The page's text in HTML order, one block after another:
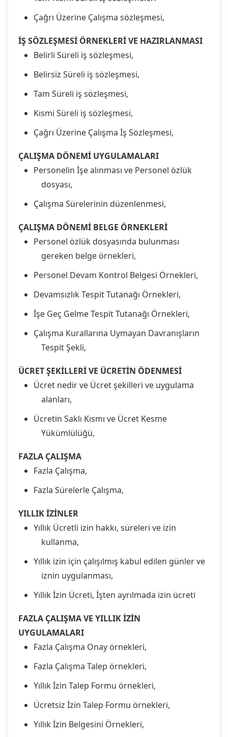
Çağrı Üzerine Çalışma sözleşmesi,
İŞ SÖZLEŞMESİ ÖRNEKLERİ VE HAZIRLANMASI
Belirli Süreli iş sözleşmesi,
Belirsiz Süreli iş sözleşmesi,
Tam Süreli iş sözleşmesi,
Kısmi Süreli iş sözleşmesi,
Çağrı Üzerine Çalışma İş Sözleşmesi,
ÇALIŞMA DÖNEMİ UYGULAMALARI
Personelin İşe alınması ve Personel özlük
dosyası,
Çalışma Sürelerinin düzenlenmesi,
ÇALIŞMA DÖNEMİ BELGE ÖRNEKLERİ
Personel özlük dosyasında bulunması
gereken belge örnekleri,
Personel Devam Kontrol Belgesi Örnekleri,
Devamsızlık Tespit Tutanağı Örnekleri,
İşe Geç Gelme Tespit Tutanağı Örnekleri,
Çalışma Kurallarına Uymayan Davranışların
Tespit Şekli,
ÜCRET ŞEKİLLERİ VE ÜCRETİN ÖDENMESİ
Ücret nedir ve Ücret şekilleri ve uygulama
alanları,
Ücretin Saklı Kısmı ve Ücret Kesme
Yükümlülüğü,
FAZLA ÇALIŞMA
Fazla Çalışma,
Fazla Sürelerle Çalışma,
YILLIK İZİNLER
Yıllık Ücretli izin hakkı, süreleri ve izin
kullanma,
Yıllık izin için çalışılmış kabul edilen günler ve
iznin uygulanması,
Yıllık İzin Ücreti, İşten ayrılmada izin ücreti
FAZLA ÇALIŞMA VE YILLIK İZİN
UYGULAMALARI
Fazla Çalışma Onay örnekleri,
Fazla Çalışma Talep örnekleri,
Yıllık İzin Talep Formu örnekleri,
Ücretsiz İzin Talep Formu örnekleri,
Yıllık İzin Belgesini Örnekleri,